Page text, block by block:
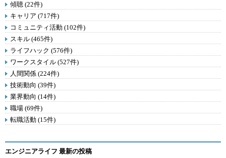
傾聴 (22件)
キャリア (717件)
コミュニティ活動 (102件)
スキル (465件)
ライフハック (576件)
ワークスタイル (527件)
人間関係 (224件)
技術動向 (39件)
業界動向 (14件)
職場 (69件)
転職活動 (15件)
エンジニアライフ 最新の投稿